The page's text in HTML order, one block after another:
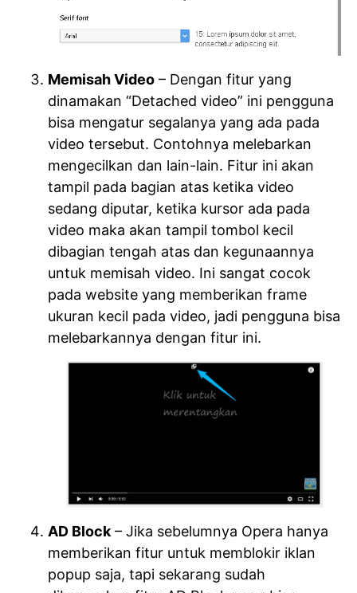
Memisah Video – Dengan fitur yang
dinamakan “Detached video” ini pengguna
bisa mengatur segalanya yang ada pada
video tersebut. Contohnya melebarkan
mengecilkan dan lain-lain. Fitur ini akan
tampil pada bagian atas ketika video
sedang diputar, ketika kursor ada pada
video maka akan tampil tombol kecil
dibagian tengah atas dan kegunaannya
untuk memisah video. Ini sangat cocok
pada website yang memberikan frame
ukuran kecil pada video, jadi pengguna bisa
melebarkannya dengan fitur ini.
AD Block – Jika sebelumnya Opera hanya
memberikan fitur untuk memblokir iklan
popup saja, tapi sekarang sudah